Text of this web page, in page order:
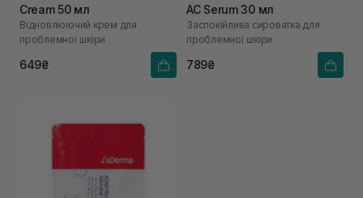
Cream 50 мл
Відновлюючий крем для
проблемної шкіри
649₴
AC Serum 30 мл
Заспокійлива сироватка для
проблемної шкіри
789₴